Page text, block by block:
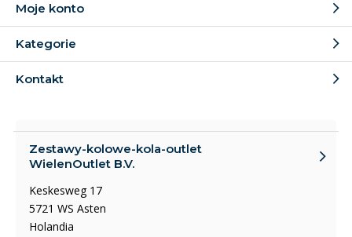
Moje konto
Kategorie
Kontakt
Zestawy-kolowe-kola-outlet
WielenOutlet B.V.
Keskesweg 17
5721 WS Asten
Holandia